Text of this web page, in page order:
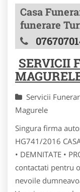
Casa
funerare
SERVICII
Servicii
Magurele
Singura firma
HG741/2016
• DEMNITATE •
contactati pentru
nevoile